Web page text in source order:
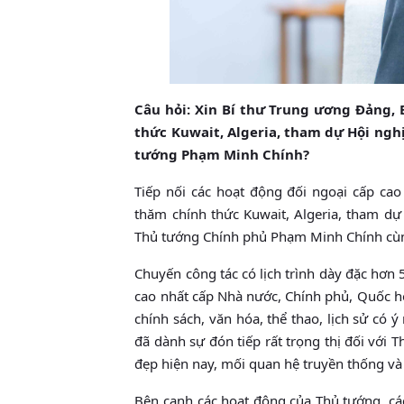
Câu hỏi: Xin Bí thư Trung ương
thức Kuwait, Algeria, tham dự Hội
tướng Phạm Minh Chính?
Tiếp nối các hoạt động đối ngoại cấp
thăm chính thức Kuwait, Algeria, tham
Thủ tướng Chính phủ Phạm Minh Chính
Chuyến công tác có lịch trình dày đặc
cao nhất cấp Nhà nước, Chính phủ, Quốc
chính sách, văn hóa, thể thao, lịch sử có
đã dành sự đón tiếp rất trọng thị đối với
đẹp hiện nay, mối quan hệ truyền thống
Bên cạnh các hoạt động của Thủ tướng,